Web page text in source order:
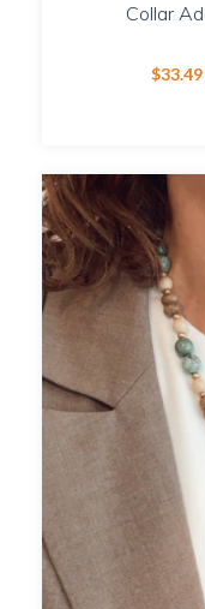
Collar
$33.49